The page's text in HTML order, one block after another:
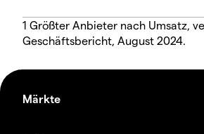
1 Größter Anbieter nach Umsatz,
Geschäftsbericht, August 2024.
Märkte